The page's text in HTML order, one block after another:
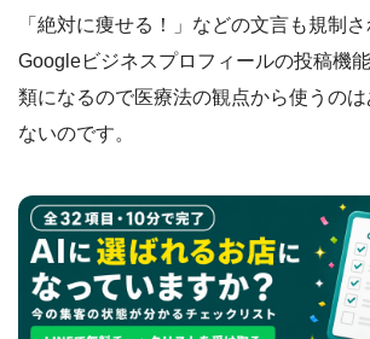
「絶対に痩せる！」などの文言も規制さ
Googleビジネスプロフィールの投稿機
類になるので医療法の観点から使うの
ないのです。